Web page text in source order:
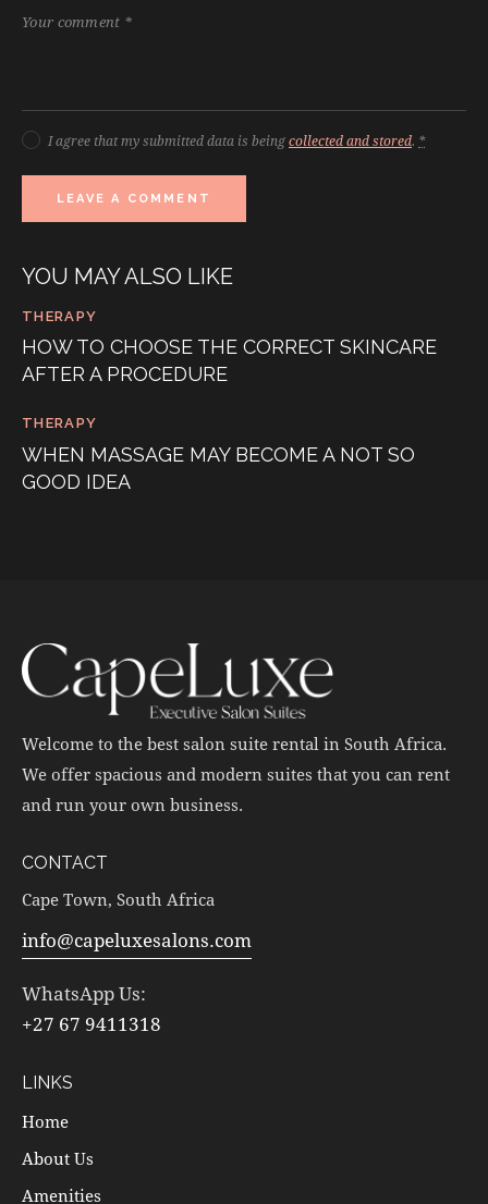
I agree that my submitted data is beingcollected and stored. *
YOU MAY ALSO LIKE
THERAPY
HOW TO CHOOSE THE CORRECT SKINCARE
AFTER A PROCEDURE
THERAPY
WHEN MASSAGE MAY BECOME A NOT SO
GOOD IDEA
Welcome to the best salon suite rental in South Africa.
We offer spacious and modern suites that you can rent
and run your own business.
CONTACT
Cape Town, South Africa
info@capeluxesalons.com
WhatsApp Us:
+27 67 9411318
LINKS
Home
About Us
Amenities